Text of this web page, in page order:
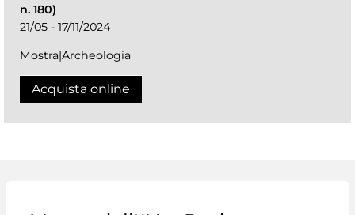
n. 180)
21/05 - 17/11/2024
Mostra|Archeologia
Acquista online